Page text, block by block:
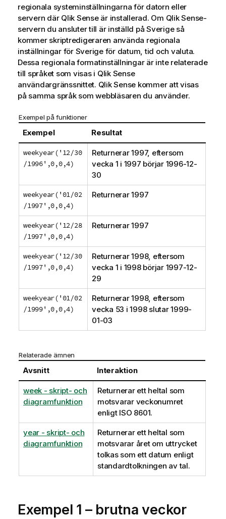
regionala systeminställningarna för datorn eller
servern där Qlik Senseär installerad. Om Qlik Sense-
servern du ansluter till är inställd på Sverige så
kommer skriptredigeraren använda regionala
inställningar för Sverige för datum, tid och valuta.
Dessa regionala formatinställningar är inte relaterade
till språket som visas i Qlik Sense
användargränssnittet. Qlik Sense kommer att visas
på samma språk som webbläsaren du använder.
Exempel på funktioner
Exempel Resultat
weekyear('12/30
/1996',0,0,4)
Returnerar 1997, eftersom
vecka 1 i 1997 börjar 1996-12-
30
weekyear('01/02
/1997',0,0,4)
Returnerar 1997
weekyear('12/28
/1997',0,0,4)
Returnerar 1997
weekyear('12/30
/1997',0,0,4)
Returnerar 1998, eftersom
vecka 1 i 1998 börjar 1997-12-
29
weekyear('01/02
/1999',0,0,4)
Returnerar 1998, eftersom
vecka 53 i 1998 slutar 1999-
01-03
Relaterade ämnen
Avsnitt Interaktion
week - skript- och
diagramfunktion
Returnerar ett heltal som
motsvarar veckonumret
enligt ISO 8601.
year - skript- och
diagramfunktion
Returnerar ett heltal som
motsvarar året om uttrycket
tolkas som ett datum enligt
standardtolkningen av tal.
Exempel 1 – brutna veckor